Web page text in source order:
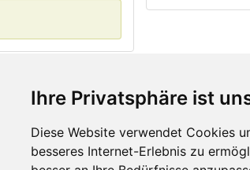
Ihre Privatsphäre ist
Diese Website verwendet Cookies
besseres Internet-Erlebnis zu
Kontakt